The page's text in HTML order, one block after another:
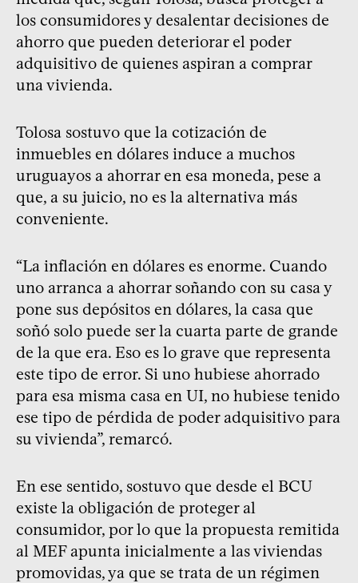
los consumidores y desalentar decisiones de
ahorro que pueden deteriorar el poder
adquisitivo de quienes aspiran a comprar
una vivienda.
Tolosa sostuvo que la cotización de
inmuebles en dólares induce a muchos
uruguayos a ahorrar en esa moneda, pese a
que, a su juicio, no es la alternativa más
conveniente.
“La inflación en dólares es enorme. Cuando
uno arranca a ahorrar soñando con su casa y
pone sus depósitos en dólares, la casa que
soñó solo puede ser la cuarta parte de grande
de la que era. Eso es lo grave que representa
este tipo de error. Si uno hubiese ahorrado
para esa misma casa en UI, no hubiese tenido
ese tipo de pérdida de poder adquisitivo para
su vivienda”, remarcó.
En ese sentido, sostuvo que desde el BCU
existe la obligación de proteger al
consumidor, por lo que la propuesta remitida
al MEF apunta inicialmente a las viviendas
promovidas, ya que se trata de un régimen